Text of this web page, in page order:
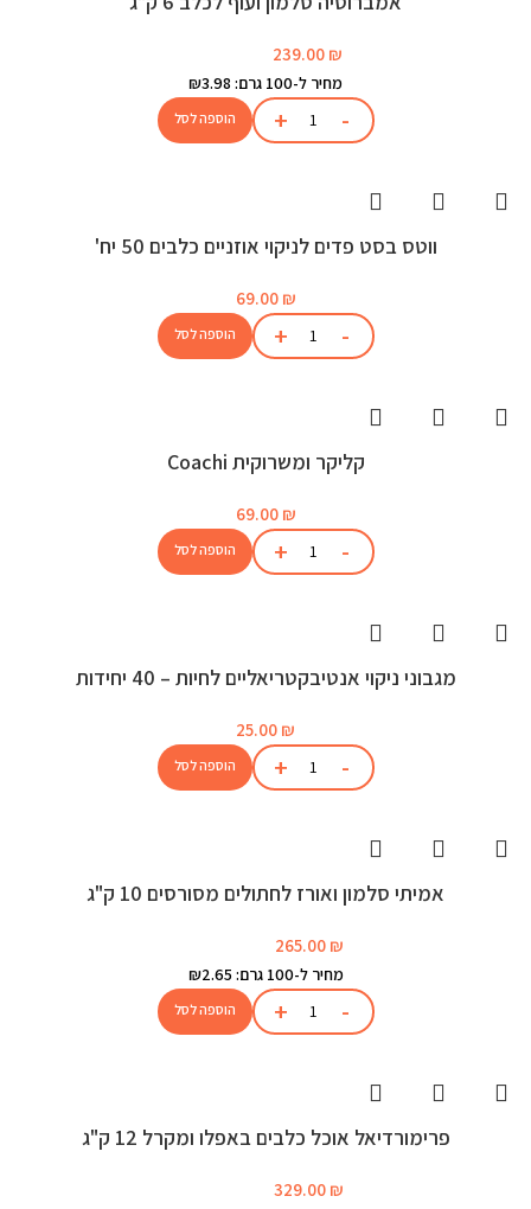
239.00 ₪
מחיר ל-100 גרם: ₪3.98
הוספה לסל
ווטס בסט פדים לניקוי אוזניים כלבים 50 יח'
69.00 ₪
הוספה לסל
קליקר ומשרוקית Coachi
69.00 ₪
הוספה לסל
מגבוני ניקוי אנטיבקטריאליים לחיות – 40 יחידות
25.00 ₪
הוספה לסל
אמיתי סלמון ואורז לחתולים מסורסים 10 ק"ג
265.00 ₪
מחיר ל-100 גרם: ₪2.65
הוספה לסל
פרימורדיאל אוכל כלבים באפלו ומקרל 12 ק"ג
329.00 ₪